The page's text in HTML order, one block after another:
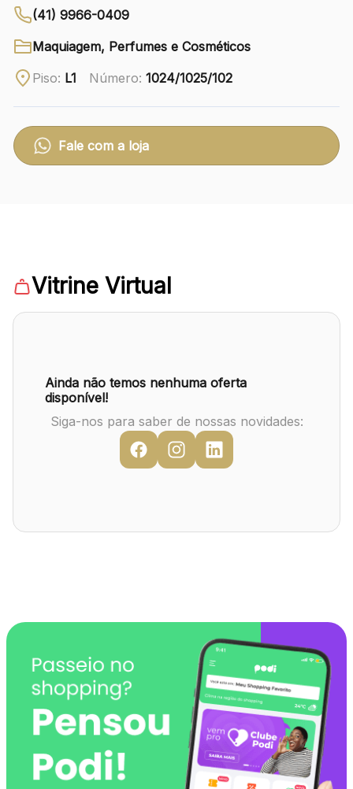
CONTATO
(41) 3216-1600
Comodidades Eventos
(41) 9966-0409
Maquiagem, Perfumes e Cosméticos
Piso: L1 Número: 1024/1025/102
Fale com a loja
Vitrine Virtual
Ainda não temos nenhuma oferta
disponível!
Siga-nos para saber de nossas novidades: